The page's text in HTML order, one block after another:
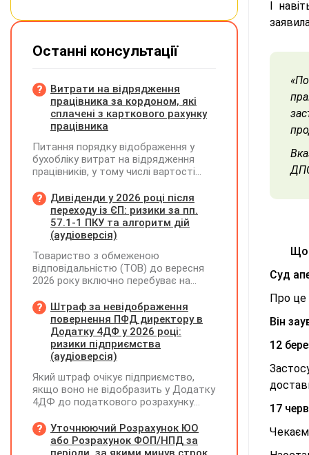
І
Що
Суд
Про це
Він
12
17
Останні консультації
Витрати на відрядження
працівника за кордоном, які
сплачені з карткового рахунку
працівника
Питання порядку відображення у
бухобліку витрат на відрядження
працівників, у тому числі вартості
карткового рахунку працівника та
підтвердження таких операцій
первинними документами, належать
до компетенції Мінфіну
Дивіденди у 2026 році після
переходу із ЄП: ризики за пп.
57.1-1 ПКУ та алгоритм дій
(аудіоверсія)
Товариство з обмеженою
відповідальністю (ТОВ) до вересня
2026 року включно перебуває на
(єдиний податок, 3 група, ставка 5%,
неплатник ПДВ). З 1 жовтня 2026
року підприємство переходить на
загальну систему оподаткування
(стає платником податку на
діяльності у періоді 2024–2025 років
(під час перебування на спрощеній
системі) підприємство отримало
нерозподіленого прибутку в балансі
становить 18 млн грн. Наприкінці
Штраф за невідображення
повернення ПФД директору в
Додатку 4ДФ у 2026 році:
ризики підприємства
(аудіоверсія)
Який штраф очікує підприємство,
якщо воно не відобразить у Додатку
4ДФ до податкового розрахунку
допомоги (ПФД) директору?
Уточнюючий Розрахунок ЮО
або Розрахунок ФОП/НПД за